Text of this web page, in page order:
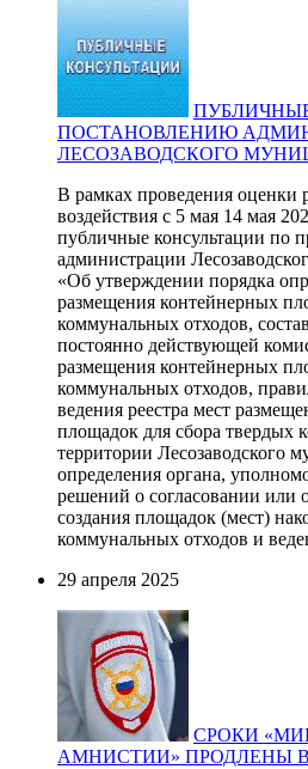
ПОСТАНОВЛЕНИЮ
ЛЕСОЗАВОДСКОГО
В рамках проведения оценки
воздействия с 5 мая 14 мая
публичные консультации по
администрации
«Об утверждении порядка
размещения контейнерных
коммунальных отходов,
постоянно действующей
размещения контейнерных
коммунальных отходов,
ведения реестра мест
площадок для сбора твердых
территории Лесозаводского
определения органа,
решений о согласовании или
создания площадок (мест)
коммунальных отходов и
29 апреля 2025
СРОКИ
АМНИСТИИ» ПРОДЛЕНЫ